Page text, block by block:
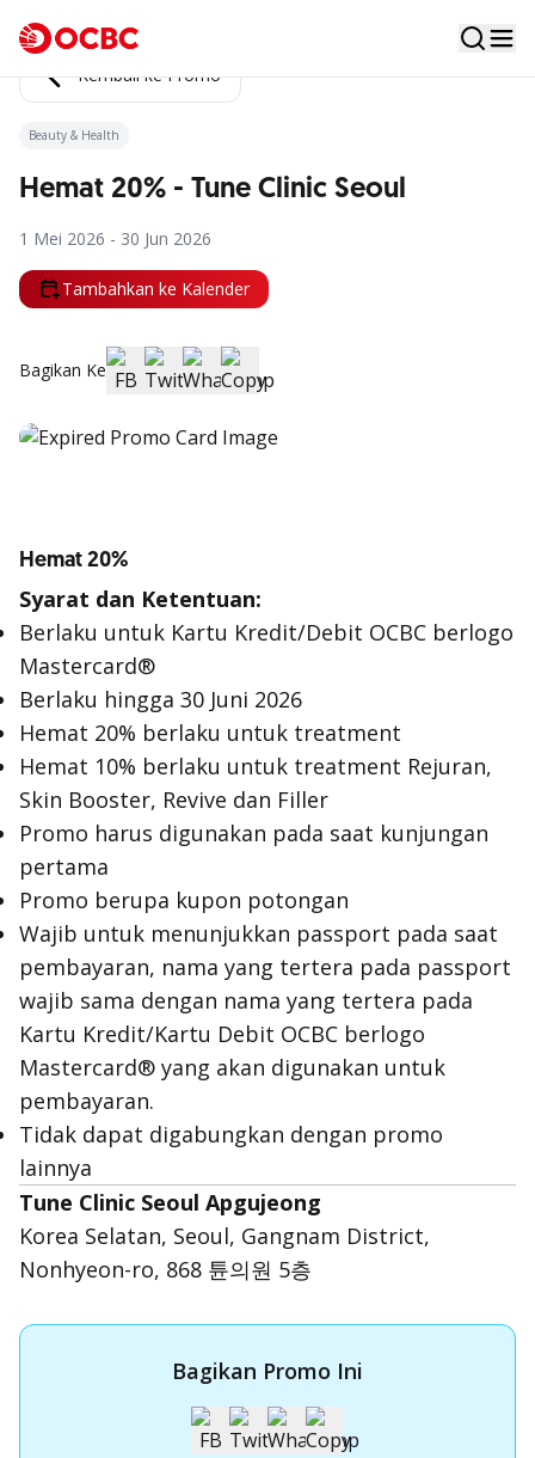
Kembali ke Promo
Beauty & Health
Hemat 20% - Tune Clinic Seoul
1 Mei 2026 - 30 Jun 2026
Tambahkan ke Kalender
Bagikan Ke
Hemat 20%
Syarat dan Ketentuan:
Berlaku untuk Kartu Kredit/Debit OCBC berlogo
Mastercard®
Berlaku hingga 30 Juni 2026
Hemat 20% berlaku untuk treatment
Hemat 10% berlaku untuk treatment Rejuran,
Skin Booster, Revive dan Filler
Promo harus digunakan pada saat kunjungan
pertama
Promo berupa kupon potongan
Wajib untuk menunjukkan passport pada saat
pembayaran, nama yang tertera pada passport
wajib sama dengan nama yang tertera pada
Kartu Kredit/Kartu Debit OCBC berlogo
Mastercard® yang akan digunakan untuk
pembayaran.
Tidak dapat digabungkan dengan promo
lainnya
Tune Clinic Seoul Apgujeong
Korea Selatan, Seoul, Gangnam District,
Nonhyeon-ro, 868 튠의원 5층
Bagikan Promo Ini